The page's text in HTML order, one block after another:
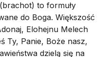
to formuły
do Boga. Większość
Elohejnu Melech
Ty, Panie, Boże nasz,
dzielą się na